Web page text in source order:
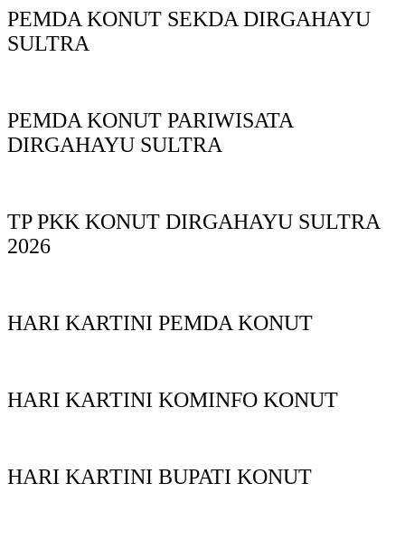
PEMDA KONUT SEKDA DIRGAHAYU
SULTRA
PEMDA KONUT PARIWISATA
DIRGAHAYU SULTRA
TP PKK KONUT DIRGAHAYU SULTRA
2026
HARI KARTINI PEMDA KONUT
HARI KARTINI KOMINFO KONUT
HARI KARTINI BUPATI KONUT